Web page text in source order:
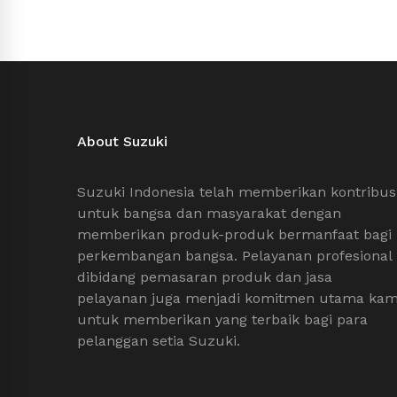
About Suzuki
Suzuki Indonesia telah memberikan
untuk bangsa dan masyarakat dengan
memberikan produk-produk bermanfaat bagi
perkembangan bangsa. Pelayanan profesional
dibidang pemasaran produk dan jasa
pelayanan juga menjadi komitmen utama
untuk memberikan yang terbaik bagi para
pelanggan setia Suzuki.